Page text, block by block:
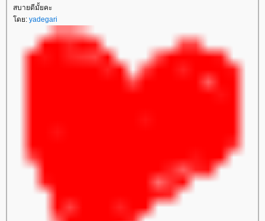
สบายดีมั้ยคะ
ดย: yadegari